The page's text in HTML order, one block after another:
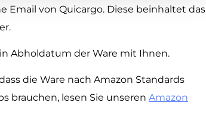
Email von Quicargo. Diese beinhaltet das
Abholdatum der Ware mit Ihnen.
die Ware nach Amazon Standards
brauchen, lesen Sie unseren Amazon